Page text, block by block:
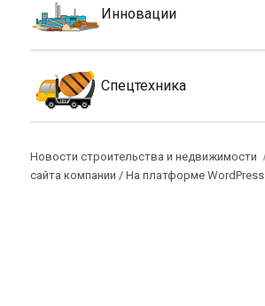
Инновации
Спецтехника
Новости строительства и недвижимости
сайта компании /На платформе WordPress